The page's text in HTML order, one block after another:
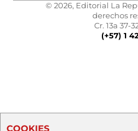
© 2026, Editorial La
derechos
Cr. 13a 37-
(+57) 1
COOKIES